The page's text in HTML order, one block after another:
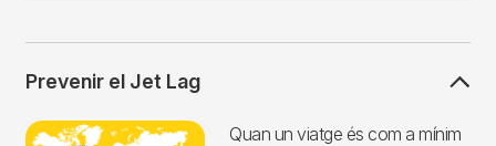
Prevenir el Jet Lag
Imagen
Quan un viatge és com a mínim